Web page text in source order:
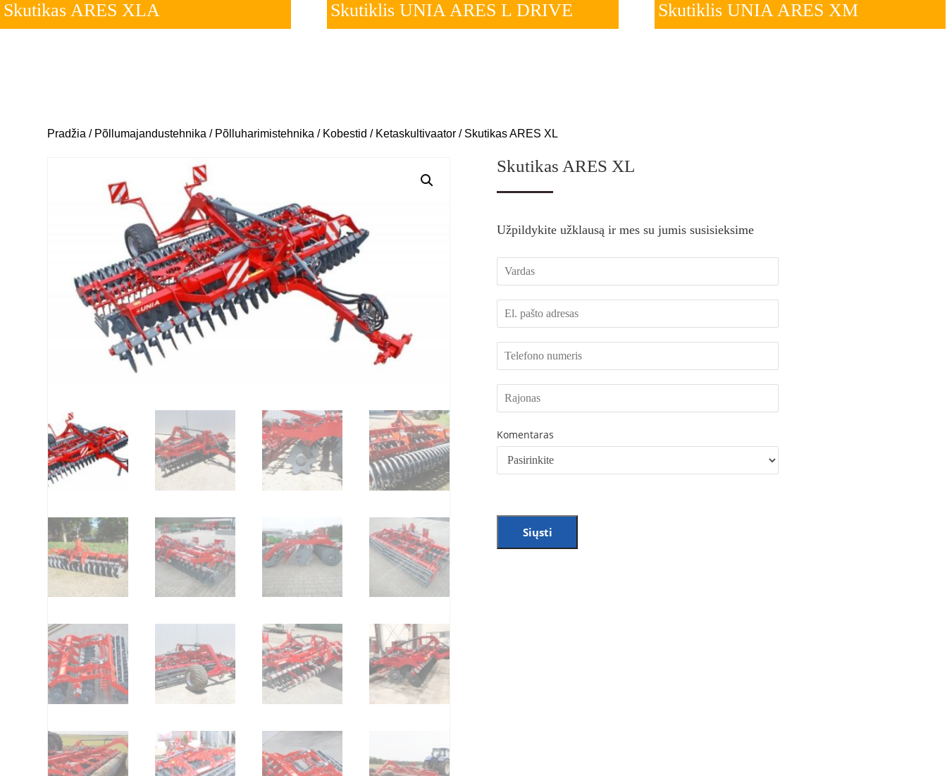
Skutikas ARES XLA Skutiklis UNIA ARES L DRIVE Skutiklis UNIA ARES XM
Pradžia / Põllumajandustehnika / Põlluharimistehnika / Kobestid / Ketaskultivaator / Skutikas ARES XL
Skutikas ARES XL
Užpildykite užklausą ir mes su jumis susisieksime
Komentaras
Siųsti